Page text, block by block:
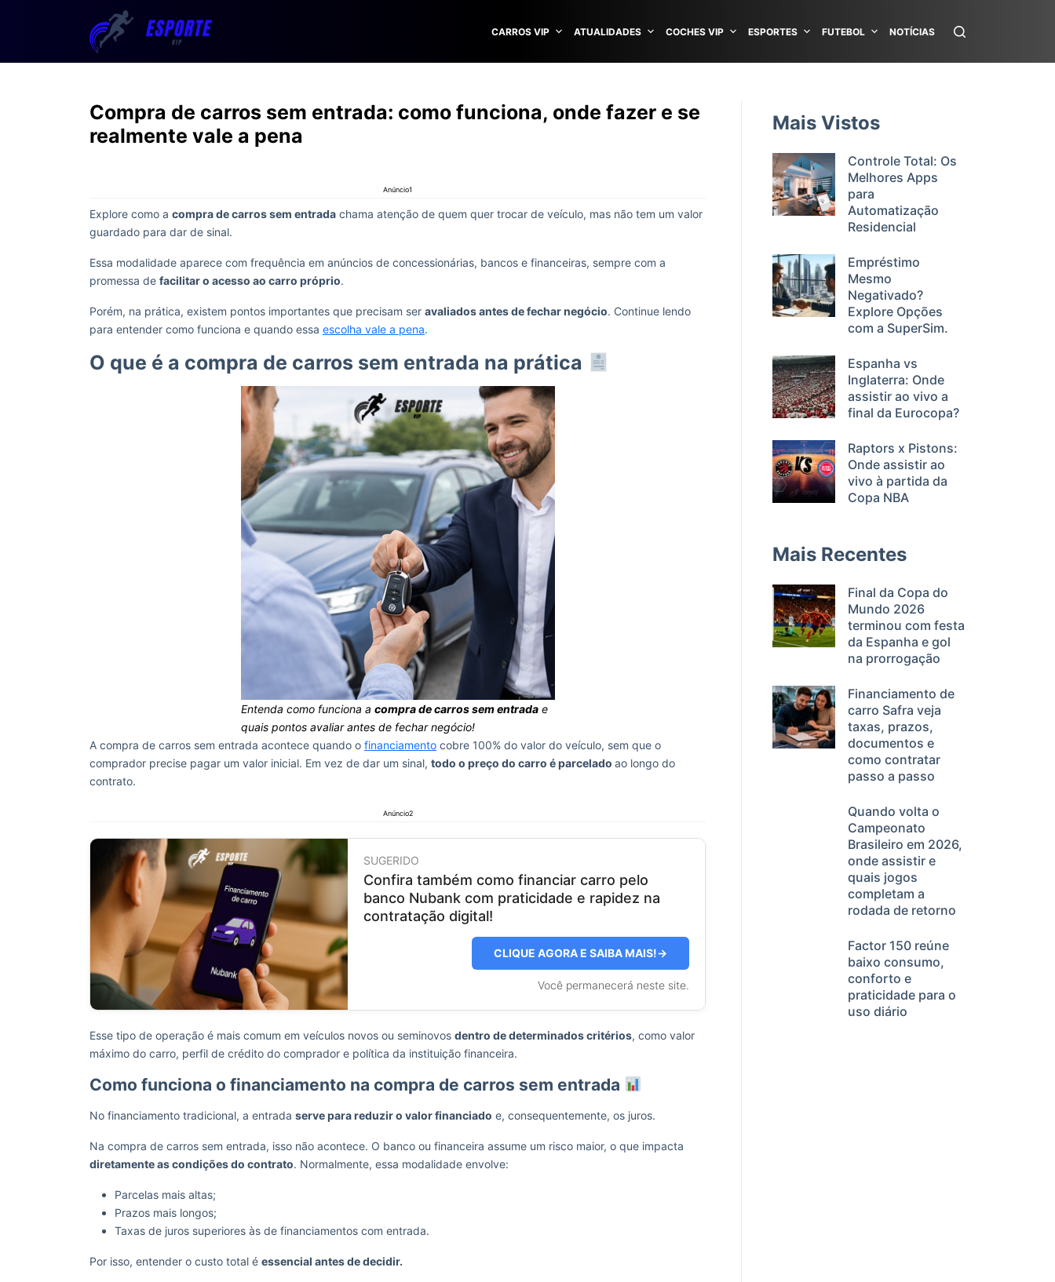
CARROS VIP ATUALIDADES COCHES VIP ESPORTES FUTEBOL NOTÍCIAS
Compra de carros sem entrada: como funciona, onde fazer e se
realmente vale a pena
Anúncio1
Explore como a compra de carros sem entrada chama atenção de quem quer trocar de veículo, mas não tem um valor
guardado para dar de sinal.
Essa modalidade aparece com frequência em anúncios de concessionárias, bancos e financeiras, sempre com a
promessa de facilitar o acesso ao carro próprio.
Porém, na prática, existem pontos importantes que precisam ser avaliados antes de fechar negócio. Continue lendo
para entender como funciona e quando essa escolha vale a pena.
O que é a compra de carros sem entrada na prática
Entenda como funciona a compra de carros sem entradae
quais pontos avaliar antes de fechar negócio!
A compra de carros sem entrada acontece quando o financiamento cobre 100% do valor do veículo, sem que o
comprador precise pagar um valor inicial. Em vez de dar um sinal, todo o preço do carro é parcelado ao longo do
contrato.
Anúncio2
SUGERIDO
Confira também como financiar carro pelo
banco Nubank com praticidade e rapidez na
contratação digital!
CLIQUE AGORA E SAIBA MAIS!→
Você permanecerá neste site.
Esse tipo de operação é mais comum em veículos novos ou seminovos dentro de determinados critérios, como valor
máximo do carro, perfil de crédito do comprador e política da instituição financeira.
Como funciona o financiamento na compra de carros sem entrada
No financiamento tradicional, a entrada serve para reduzir o valor financiado e, consequentemente, os juros.
Na compra de carros sem entrada, isso não acontece. O banco ou financeira assume um risco maior, o que impacta
diretamente as condições do contrato. Normalmente, essa modalidade envolve:
Parcelas mais altas;
Prazos mais longos;
Taxas de juros superiores às de financiamentos com entrada.
Por isso, entender o custo total é essencial antes de decidir.
Mais Vistos
Controle Total: Os
Melhores Apps
para
Automatização
Residencial
Empréstimo
Mesmo
Negativado?
Explore Opções
com a SuperSim.
Espanha vs
Inglaterra: Onde
assistir ao vivo a
final da Eurocopa?
Raptors x Pistons:
Onde assistir ao
vivo à partida da
Copa NBA
Mais Recentes
Final da Copa do
Mundo 2026
terminou com festa
da Espanha e gol
na prorrogação
Financiamento de
carro Safra veja
taxas, prazos,
documentos e
como contratar
passo a passo
Quando volta o
Campeonato
Brasileiro em 2026,
onde assistir e
quais jogos
completam a
rodada de retorno
Factor 150 reúne
baixo consumo,
conforto e
praticidade para o
uso diário